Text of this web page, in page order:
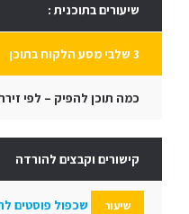
שיעורים בתוכנית :
3 שלבי מסע הלקוח בתוכן
כמה תוכן להפיק – לפי
קישורים וקבצים להורדה
שיעור שכפול פוסטים